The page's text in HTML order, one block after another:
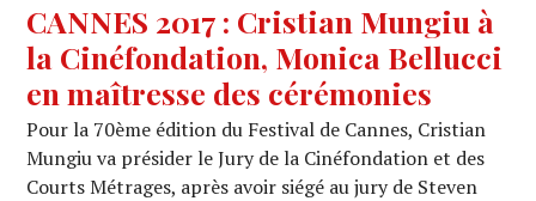
CANNES 2017 : Cristian Mungiu à
la Cinéfondation, Monica Bellucci
en maîtresse des cérémonies
Pour la 70ème édition du Festival de Cannes, Cristian
Mungiu va présider le Jury de la Cinéfondation et des
Courts Métrages, après avoir siégé au jury de Steven